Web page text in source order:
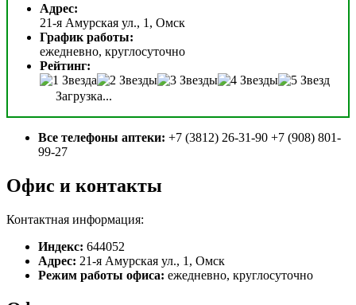
Адрес:
21-я Амурская ул., 1, Омск
График работы:
ежедневно, круглосуточно
Рейтинг:
Загрузка...
Все телефоны аптеки: +7 (3812) 26-31-90 +7 (908) 801-
99-27
Офис и контакты
Контактная информация:
Индекс: 644052
Адрес: 21-я Амурская ул., 1, Омск
Режим работы офиса: ежедневно, круглосуточно